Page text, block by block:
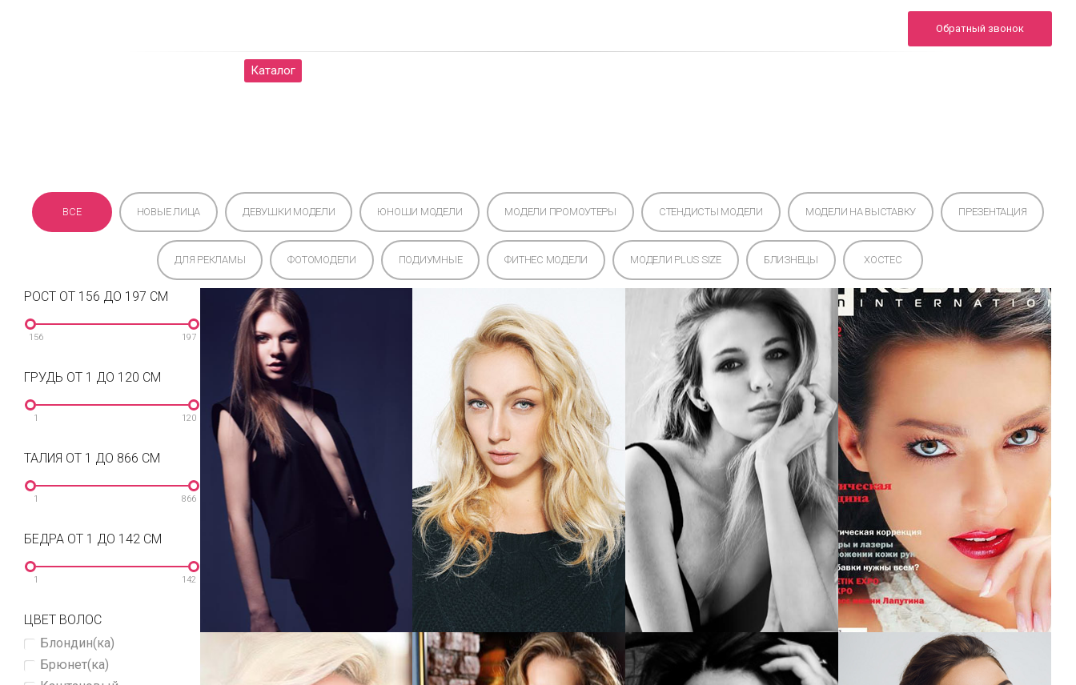
Обратный звонок
Каталог
ВСЕ НОВЫЕ ЛИЦА ДЕВУШКИ МОДЕЛИ ЮНОШИ МОДЕЛИ МОДЕЛИ ПРОМОУТЕРЫ СТЕНДИСТЫ МОДЕЛИ МОДЕЛИ НА ВЫСТАВКУ ПРЕЗЕНТАЦИЯ
ДЛЯ РЕКЛАМЫ ФОТОМОДЕЛИ ПОДИУМНЫЕ ФИТНЕС МОДЕЛИ МОДЕЛИ PLUS SIZE БЛИЗНЕЦЫ ХОСТЕС
РОСТ ОТ 156 ДО 197 СМ
156 197
ГРУДЬ ОТ 1 ДО 120 СМ
1 120
ТАЛИЯ ОТ 1 ДО 866 СМ
1 866
БЕДРА ОТ 1 ДО 142 СМ
1 142
ЦВЕТ ВОЛОС
Блондин(ка)
Брюнет(ка)